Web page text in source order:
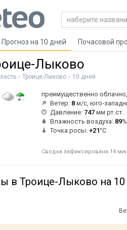
Прогноз на 10 дней Почасовой
Лыково
Троице-Лыково 10 дней
преимущественно
Ветер: 8 м/с, юго-
Давление: 747 мм рт.ст.
Влажность воздуха: 89%
Точка росы: +21°C
Сводка зафиксирована 14
в Троице-Лыково на